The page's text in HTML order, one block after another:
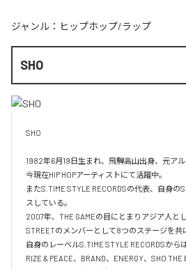
ジャンル： ヒップホップ/ラップ
SHO
SHO
1982年6月19日生まれ、飛騨高山出身、元アル
今現在HIP HOPアーティストにて活躍中。
またS.TIME STYLE RECORDSの代表、自身の
スしている。
2007年、THE GAMEの目にとまりアジア人と
STREETのメンバーとして8つのステージを共
自身のレーベルS.TIME STYLE RECORDSか
RIZE & PEACE、BRAND、ENERGY、SHO